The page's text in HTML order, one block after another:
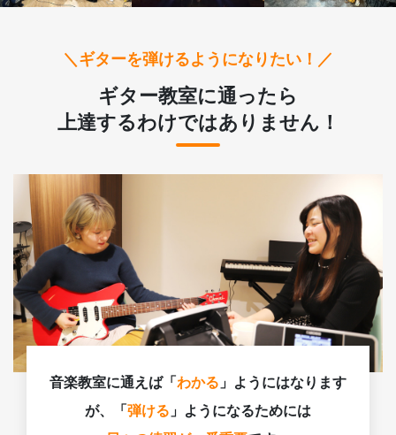
＼ギターを弾けるようになりたい！／
ギター教室に通ったら
上達するわけではありません！
音楽教室に通えば「わかる 」ようにはなります
が、「弾ける 」ようになるためには